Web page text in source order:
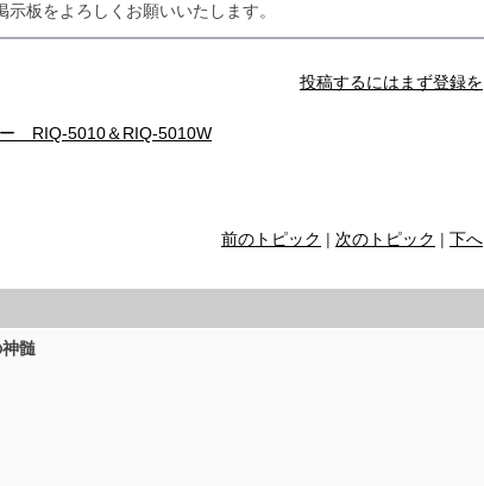
板をよろしくお願いいたします。
RIQ-5010＆RIQ-5010W
投稿するにはまず登録を
前のトピック | 次のトピック | 下へ
髄